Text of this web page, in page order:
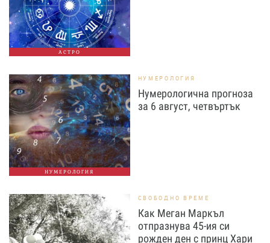
АСТРО
НУМЕРОЛОГИЯ
НУМЕРОЛОГИЯ
Нумерологична прогноза
за 6 август, четвъртък
СВОБОДНО ВРЕМЕ
Как Меган Маркъл
отпразнува 45-ия си
рожден ден с принц Хари